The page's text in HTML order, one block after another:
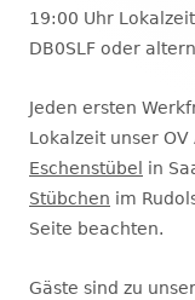
19:00 Uhr
DB0SLF oder
Jeden ersten
Lokalzeit unser
Eschenstübel
in
Stübchen im
Seite beachten.
Gäste sind zu